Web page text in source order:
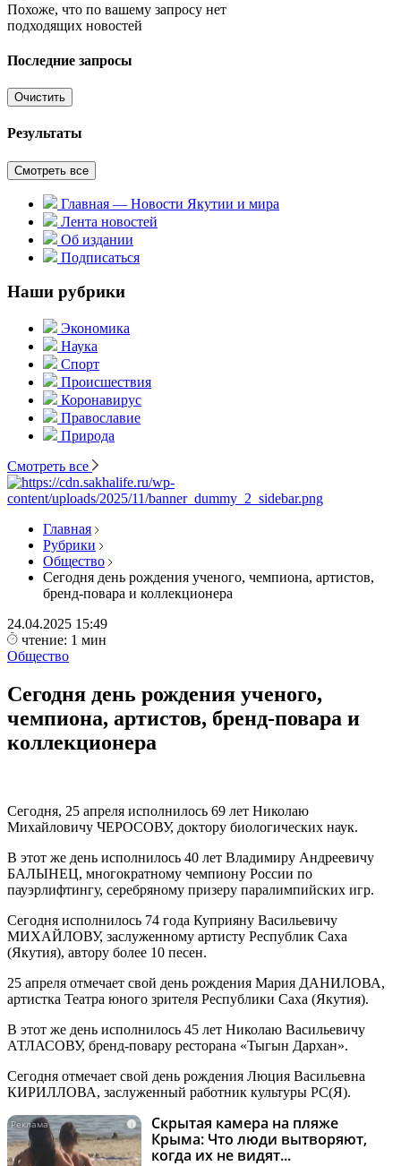
Похоже, что по вашему запросу нет
подходящих новостей
Последние запросы
Очистить
Результаты
Смотреть все
Главная — Новости Якутии и мира
Лента новостей
Об издании
Подписаться
Наши рубрики
Экономика
Наука
Спорт
Происшествия
Коронавирус
Православие
Природа
Смотреть все
Главная
Рубрики
Общество
Сегодня день рождения ученого, чемпиона, артистов,
бренд-повара и коллекционера
24.04.2025 15:49
чтение: 1 мин
Общество
Сегодня день рождения ученого,
чемпиона, артистов, бренд-повара и
коллекционера
Сегодня, 25 апреля исполнилось 69 лет Николаю
Михайловичу ЧЕРОСОВУ, доктору биологических наук.
В этот же день исполнилось 40 лет Владимиру Андреевичу
БАЛЫНЕЦ, многократному чемпиону России по
пауэрлифтингу, серебряному призеру паралимпийских игр.
Сегодня исполнилось 74 года Куприяну Васильевичу
МИХАЙЛОВУ, заслуженному артисту Республик Саха
(Якутия), автору более 10 песен.
25 апреля отмечает свой день рождения Мария ДАНИЛОВА,
артистка Театра юного зрителя Республики Саха (Якутия).
В этот же день исполнилось 45 лет Николаю Васильевичу
АТЛАСОВУ, бренд-повару ресторана «Тыгын Дархан».
Сегодня отмечает свой день рождения Люция Васильевна
КИРИЛЛОВА, заслуженный работник культуры РС(Я).
i
Скрытая камера на пляже
Крыма: Что люди вытворяют,
когда их не видят...